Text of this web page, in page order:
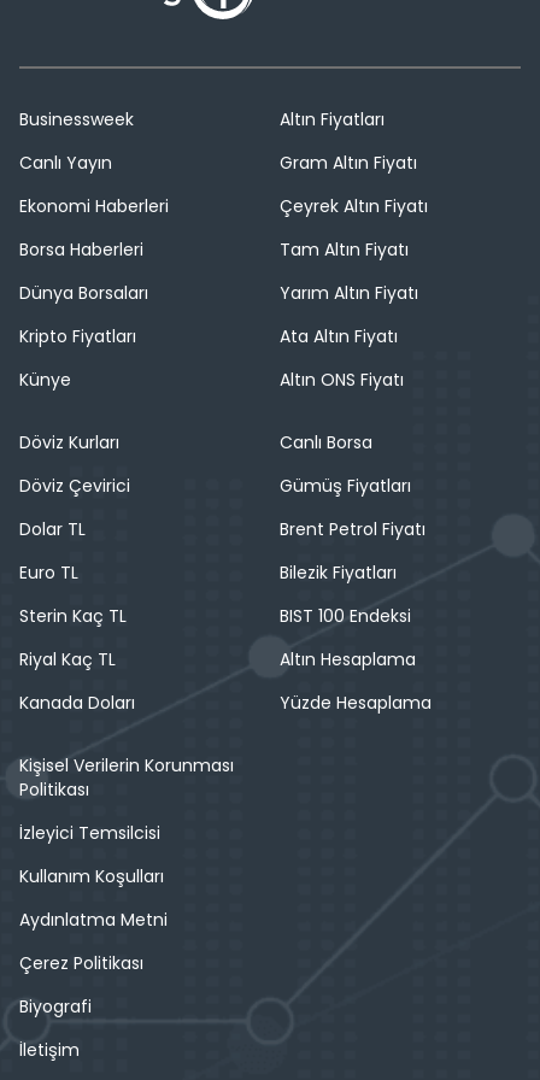
Businessweek
Canlı Yayın
Ekonomi Haberleri
Borsa Haberleri
Dünya Borsaları
Kripto Fiyatları
Künye
Altın Fiyatları
Gram Altın Fiyatı
Çeyrek Altın Fiyatı
Tam Altın Fiyatı
Yarım Altın Fiyatı
Ata Altın Fiyatı
Altın ONS Fiyatı
Döviz Kurları
Döviz Çevirici
Dolar TL
Euro TL
Sterin Kaç TL
Riyal Kaç TL
Kanada Doları
Canlı Borsa
Gümüş Fiyatları
Brent Petrol Fiyatı
Bilezik Fiyatları
BIST 100 Endeksi
Altın Hesaplama
Yüzde Hesaplama
Kişisel Verilerin Korunması
Politikası
İzleyici Temsilcisi
Kullanım Koşulları
Aydınlatma Metni
Çerez Politikası
Biyografi
İletişim